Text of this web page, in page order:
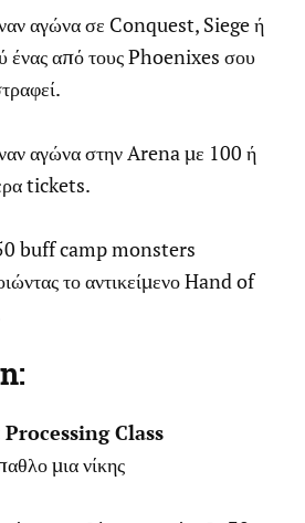
αγώνα σε Conquest, Siege ή
ένας από τους Phoenixes σου
αγώνα στην Arena με 100 ή
tickets.
buff camp monsters
το αντικείμενο Hand of
Class
μια νίκης